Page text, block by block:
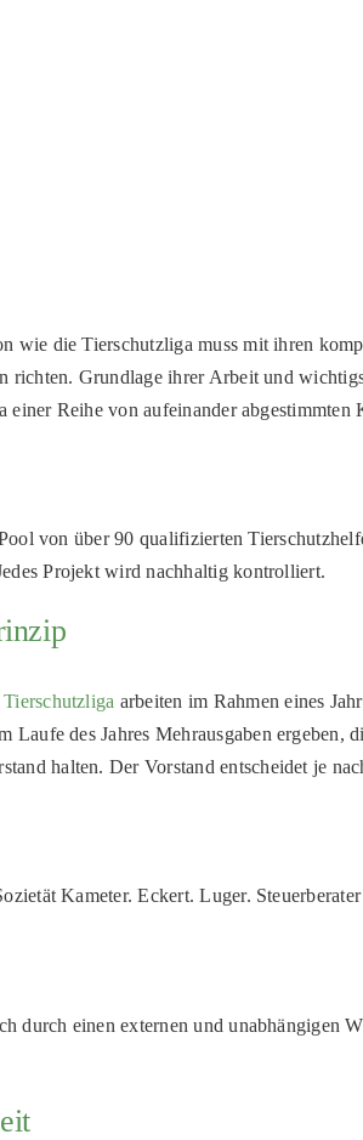
wie die Tierschutzliga muss mit ihren
richten. Grundlage ihrer Arbeit und
einer Reihe von aufeinander abgestimmten
von über 90 qualifizierten
Projekt wird nachhaltig kontrolliert.
arbeiten im Rahmen eines
des Jahres Mehrausgaben ergeben,
halten. Der Vorstand entscheidet je
Kameter. Eckert. Luger.
durch einen externen und unabhängigen